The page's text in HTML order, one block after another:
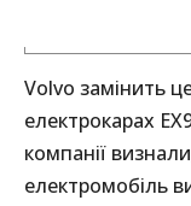
Volvo замінить
електрокарах
компанії
електромобіль